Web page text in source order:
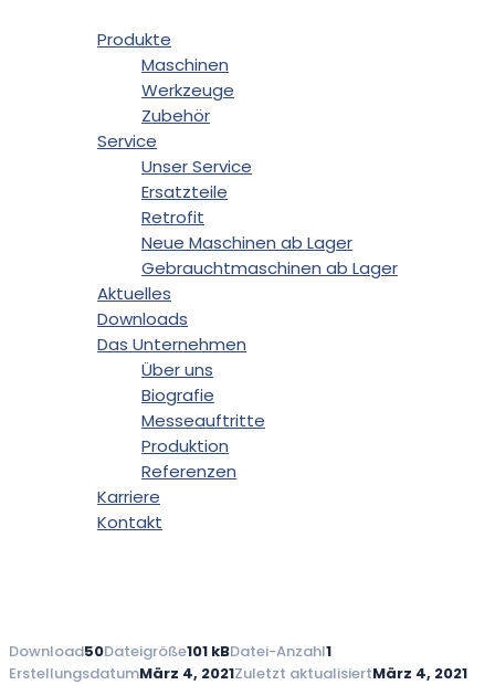
Produkte
Maschinen
Werkzeuge
Zubehör
Service
Unser Service
Ersatzteile
Retrofit
Neue Maschinen ab Lager
Gebrauchtmaschinen ab Lager
Aktuelles
Downloads
Das Unternehmen
Über uns
Biografie
Messeauftritte
Produktion
Referenzen
Karriere
Kontakt
Download50Dateigröße101 kBDatei-Anzahl1
ErstellungsdatumMärz 4, 2021Zuletzt aktualisiertMärz 4, 2021